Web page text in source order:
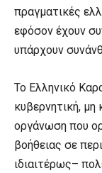
πραγματικές
εφόσον έχουν
υπάρχουν
Το Ελληνικό
κυβερνητική,
οργάνωση που
βοήθειας σε
ιδιαιτέρως–